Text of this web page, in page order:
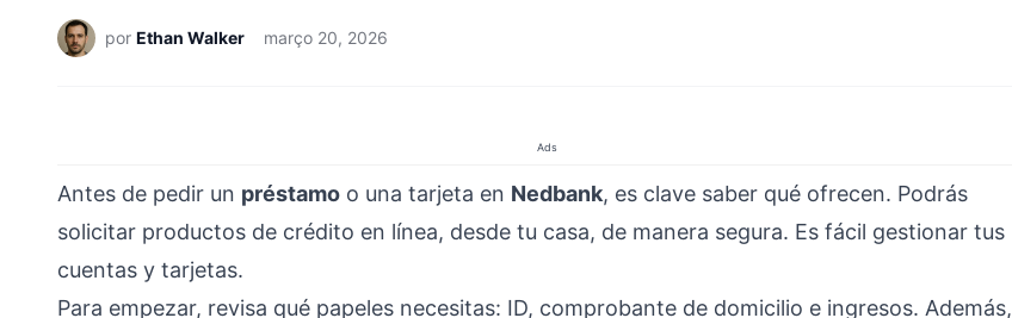
por Ethan Walker março 20, 2026
Ads
Antes de pedir un préstamo o una tarjeta en Nedbank, es clave saber qué ofrecen. Podrás
solicitar productos de crédito en línea, desde tu casa, de manera segura. Es fácil gestionar tus
cuentas y tarjetas.
Para empezar, revisa qué papeles necesitas: ID, comprobante de domicilio e ingresos. Además,